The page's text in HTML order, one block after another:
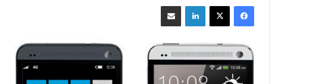
فيسبوك ‫X لينكدإن مشاركة بالبريد الإلكتروني